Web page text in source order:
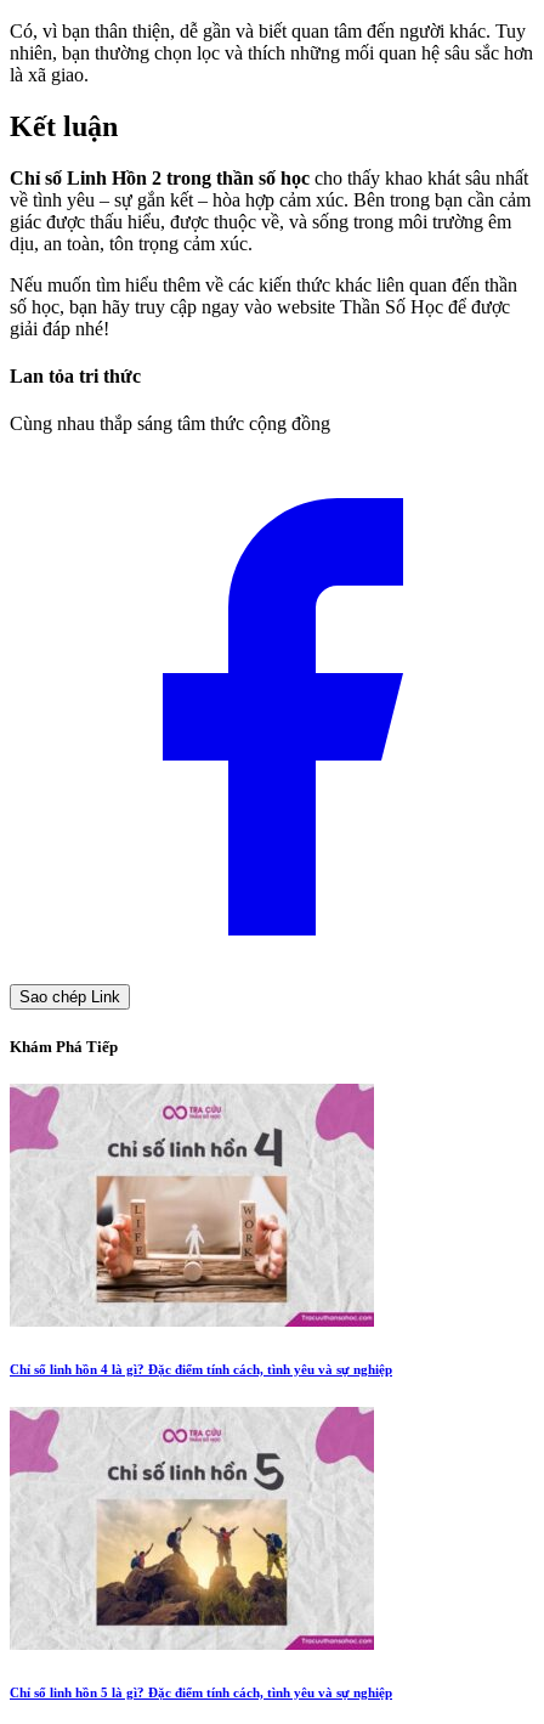
Có, vì bạn thân thiện, dễ gần và biết quan tâm đến người khác. Tuy
nhiên, bạn thường chọn lọc và thích những mối quan hệ sâu sắc hơn
là xã giao.
Kết luận
Chỉ số Linh Hồn 2 trong thần số học cho thấy khao khát sâu nhất
về tình yêu – sự gắn kết – hòa hợp cảm xúc. Bên trong bạn cần cảm
giác được thấu hiểu, được thuộc về, và sống trong môi trường êm
dịu, an toàn, tôn trọng cảm xúc.
Nếu muốn tìm hiểu thêm về các kiến thức khác liên quan đến thần
số học, bạn hãy truy cập ngay vào website Thần Số Học để được
giải đáp nhé!
Lan tỏa tri thức
Cùng nhau thắp sáng tâm thức cộng đồng
Sao chép Link
Khám Phá Tiếp
Chỉ số linh hồn 4 là gì? Đặc điểm tính cách, tình yêu và sự nghiệp
Chỉ số linh hồn 5 là gì? Đặc điểm tính cách, tình yêu và sự nghiệp